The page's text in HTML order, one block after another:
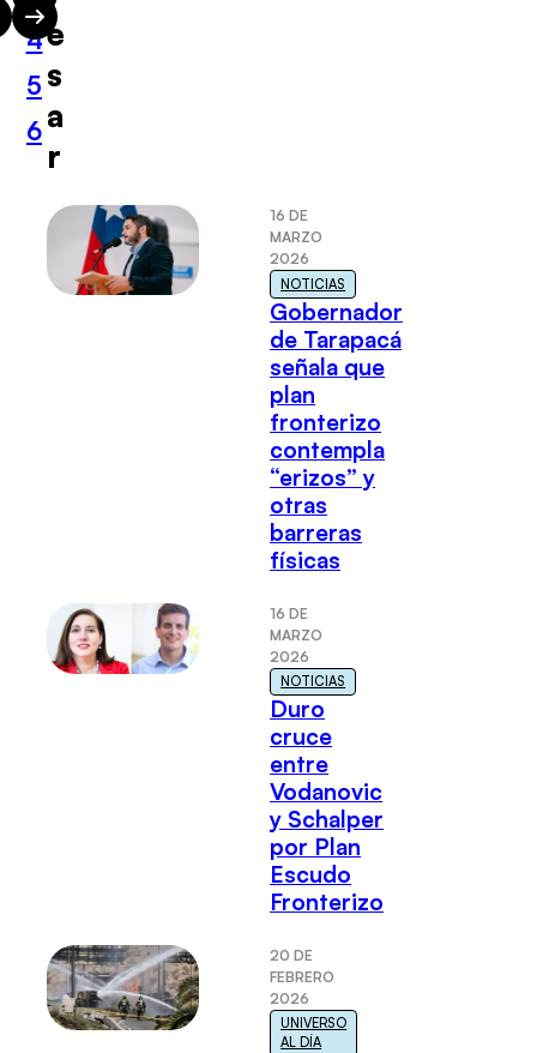
4
5
6
e
s
a
r
16 DE
MARZO
2026
NOTICIAS
Gobernador
de Tarapacá
señala que
plan
fronterizo
contempla
“erizos” y
otras
barreras
físicas
16 DE
MARZO
2026
NOTICIAS
Duro
cruce
entre
Vodanovic
y Schalper
por Plan
Escudo
Fronterizo
20 DE
FEBRERO
2026
UNIVERSO
AL DÍA